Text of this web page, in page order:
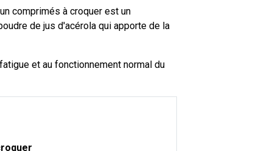
comprimés à croquer est un
de jus d'acérola qui apporte de la
et au fonctionnement normal du